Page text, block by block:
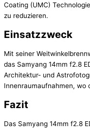
Coating (UMC)
zu reduzieren.
Einsatzzweck
Mit seiner
das Samyang 14mm f2.8
Architektur- und
Innenraumaufnahmen, wo
Fazit
Das Samyang 14mm f2.8